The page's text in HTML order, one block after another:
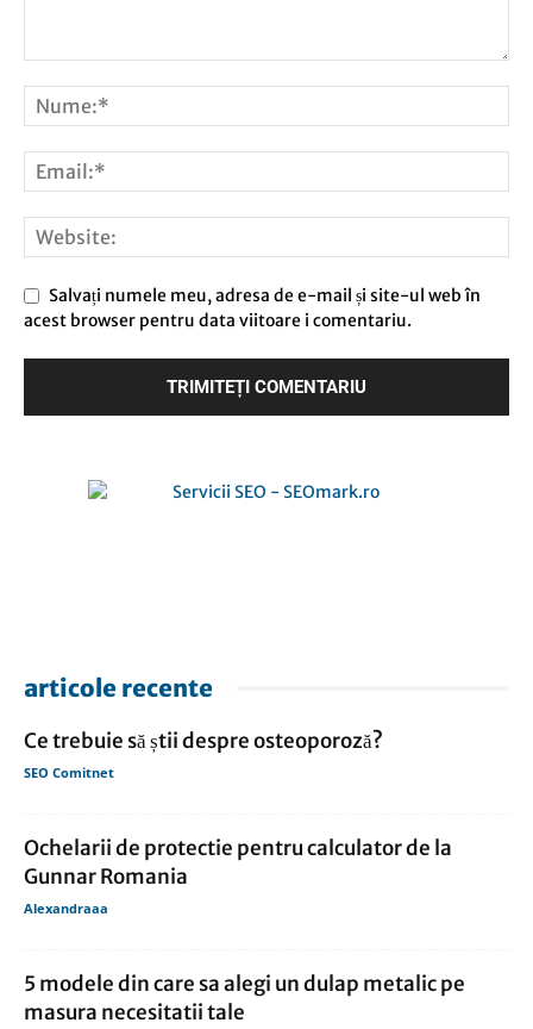
Salvați numele meu, adresa de e-mail și site-ul web în
acest browser pentru data viitoare i comentariu.
articole recente
Ce trebuie să știi despre osteoporoză?
SEO Comitnet
Ochelarii de protectie pentru calculator de la
Gunnar Romania
Alexandraaa
5 modele din care sa alegi un dulap metalic pe
masura necesitatii tale